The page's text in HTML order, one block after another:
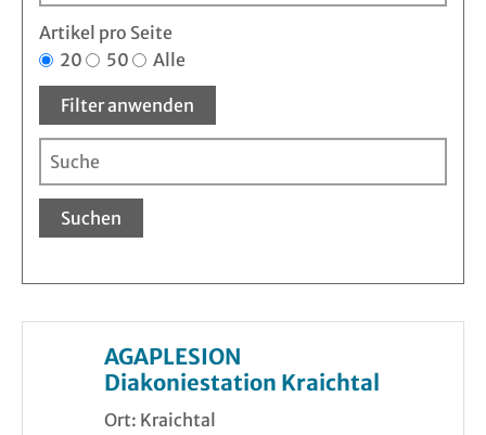
Artikel pro Seite
20
50 Alle
Filter anwenden
Suchen
AGAPLESION
Diakoniestation Kraichtal
Ort: Kraichtal